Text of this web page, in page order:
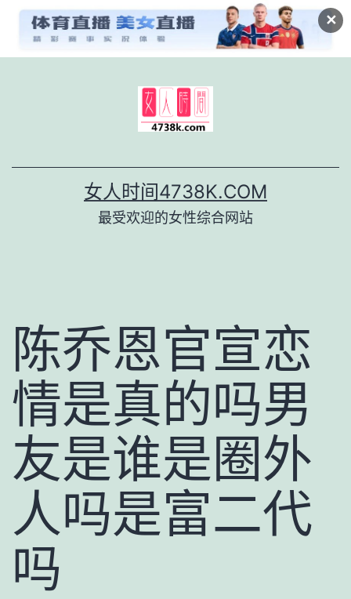
✕
女人时间4738K.COM
最受欢迎的女性综合网站
陈乔恩官宣恋
情是真的吗男
友是谁是圈外
人吗是富二代
吗